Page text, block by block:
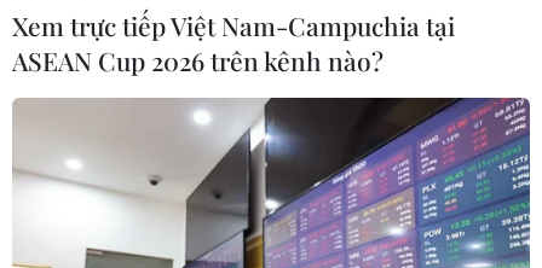
Công bố danh tính trọng tài bắt trận
chung kết Việt Nam - Malaysia
Xem trực tiếp Việt Nam-Campuchia tại
ASEAN Cup 2026 trên kênh nào?